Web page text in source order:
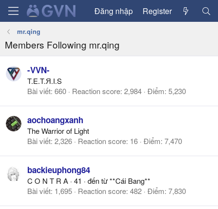
Đăng nhập Register
mr.qing
Members Following mr.qing
-VVN-
T.E.T.Я.I.S
Bài viết 660 Reaction score 2,984 Điểm 5,230
aochoangxanh
The Warrior of Light
Bài viết 2,326 Reaction score 16 Điểm 7,470
backieuphong84
C O N T R A · 41 · đến từ**Cái Bang**
Bài viết 1,695 Reaction score 482 Điểm 7,830